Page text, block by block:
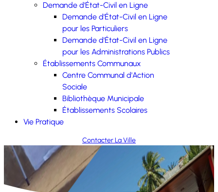
Demande d'État-Civil en Ligne
Demande d'État-Civil en Ligne
pour les Particuliers
Demande d'État-Civil en Ligne
pour les Administrations Publics
Établissements Communaux
Centre Communal d'Action
Sociale
Bibliothèque Municipale
Établissements Scolaires
Vie Pratique
Contacter La Ville